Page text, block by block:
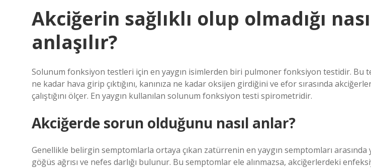
Akciğerin sağlıklı olup olmadığı
anlaşılır?
Solunum fonksiyon testleri için en yaygın isimlerden biri pulmoner fonksiyon testidir. Bu
ne kadar hava girip çıktığını, kanınıza ne kadar oksijen girdiğini ve efor sırasında
çalıştığını ölçer. En yaygın kullanılan solunum fonksiyon testi spirometridir.
Akciğerde sorun olduğunu nasıl anlar?
Genellikle belirgin semptomlarla ortaya çıkan zatürrenin en yaygın semptomları
göğüs ağrısı ve nefes darlığı bulunur. Bu semptomlar ele alınmazsa, akciğerlerdeki